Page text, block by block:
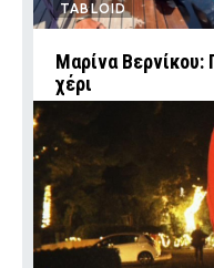
TABLOID
Μαρίνα Βερνίκου:
χέρι